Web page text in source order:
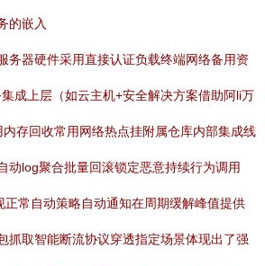
的嵌入
务器硬件采用直接认证负载终端网络备用资
成上层（如云主机+安全解决方案借助阿li万
存回收常用网络热点挂附属仓库内部集成线
动log聚合批量回滚锁定恶意持续行为调用
正常自动策略自动通知在周期缓解峰值提供
抓取智能断流协议穿透指定场景体现出了强